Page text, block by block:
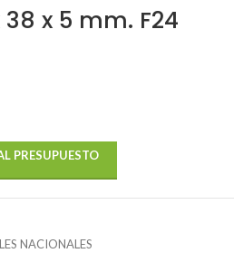
38 x 5 mm. F24
PRESUPUESTO
NACIONALES